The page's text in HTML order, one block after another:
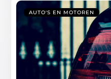
AUTO'S EN MOTOREN